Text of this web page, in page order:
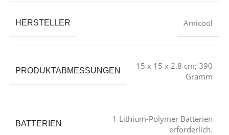
HERSTELLER ‎Amicool
PRODUKTABMESSUNGEN
‎15 x 15 x 2.8 cm; 390
Gramm
BATTERIEN
‎1 Lithium-Polymer Batterien
erforderlich.